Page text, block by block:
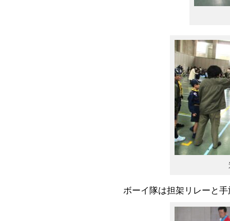
ボーイ隊は担架リレーと